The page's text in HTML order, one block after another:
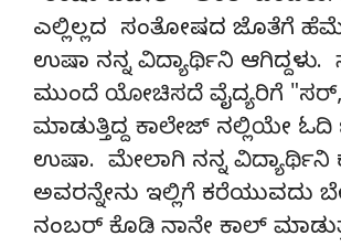
ಎಲ್ಲಿಲ್ಲದ ಸಂತೋಷದ ಜೊತೆಗೆ
ಉಷಾ ನನ್ನ ವಿದ್ಯಾರ್ಥಿನಿ ಆಗಿದ್ದಳು.
ಮುಂದೆ ಯೋಚಿಸದೆ ವೈದ್ಯರಿಗೆ "ಸರ್,
ಮಾಡುತ್ತಿದ್ದ ಕಾಲೇಜ್ ನಲ್ಲಿಯೇ
ಉಷಾ. ಮೇಲಾಗಿ ನನ್ನ ವಿದ್ಯಾರ್ಥಿನಿ
ಅವರನ್ನೇನು ಇಲ್ಲಿಗೆ ಕರೆಯುವದು
ನಂಬರ್ ಕೊಡಿ ನಾನೇ ಕಾಲ್